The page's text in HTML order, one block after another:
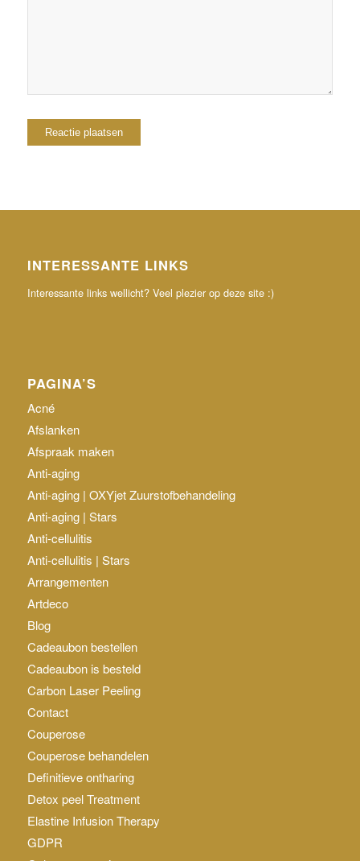
INTERESSANTE LINKS
Interessante links wellicht? Veel plezier op deze site :)
PAGINA’S
Acné
Afslanken
Afspraak maken
Anti-aging
Anti-aging | OXYjet Zuurstofbehandeling
Anti-aging | Stars
Anti-cellulitis
Anti-cellulitis | Stars
Arrangementen
Artdeco
Blog
Cadeaubon bestellen
Cadeaubon is besteld
Carbon Laser Peeling
Contact
Couperose
Couperose behandelen
Definitieve ontharing
Detox peel Treatment
Elastine Infusion Therapy
GDPR